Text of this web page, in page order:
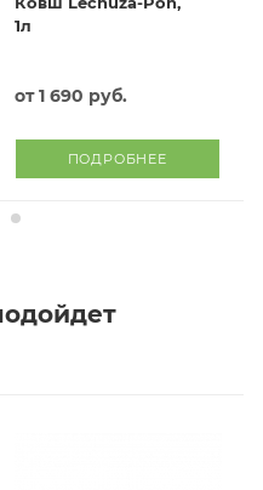
1л
от1 690 руб.
ПОДРОБНЕЕ